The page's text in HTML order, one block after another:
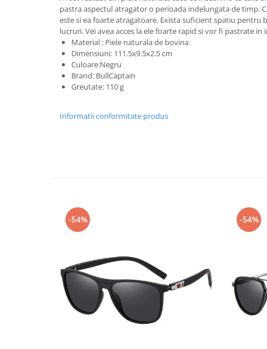
pastra aspectul atragator o perioada indelungata de timp.
este si ea foarte atragatoare. Exista suficient spatiu pentru
lucruri. Vei avea acces la ele foarte rapid si vor fi pastrate in
Material : Piele naturala de bovina
Dimensiuni: 111.5x9.5x2.5 cm
Culoare:Negru
Brand: BullCaptain
Greutate: 110 g
Informatii conformitate produs
-54% -54%